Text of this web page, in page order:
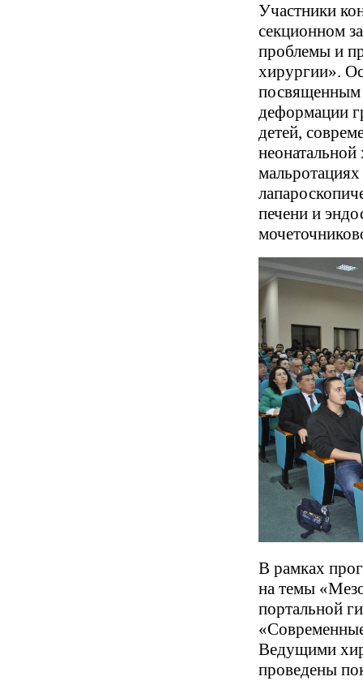
Участники
секционном
проблемы и
хирургии».
посвященным
деформации
детей,
печени и
В рамках
на темы
портальной
Ведущими
проведены